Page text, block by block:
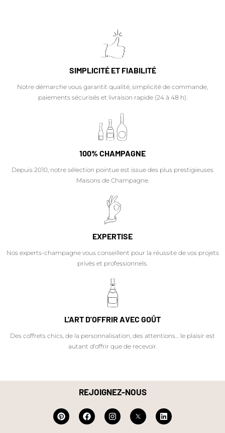
SIMPLICITÉ ET FIABILITÉ
Notre démarche vous garantit qualité, simplicité de commande,
paiements sécurisés et livraison rapide (24 à 48 h).
100% CHAMPAGNE
Depuis 2010, notre sélection pointue est issue des plus prestigieuses
Maisons de Champagne.
EXPERTISE
Nos experts-champagne vous conseillent pour la réussite de vos projets
privés et professionnels.
L'ART D'OFFRIR AVEC GOÛT
Des coffrets chics, de la personnalisation, des attentions… le plaisir est
autant d'offrir que de recevoir.
REJOIGNEZ-NOUS